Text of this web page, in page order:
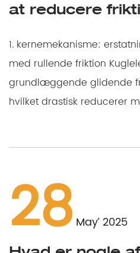
at reducere
1. kernemekanisme:
med rullende friktion Kuglelejer omdanner
grundlæggende glidende
hvilket drastisk reducerer
28 May’ 2025